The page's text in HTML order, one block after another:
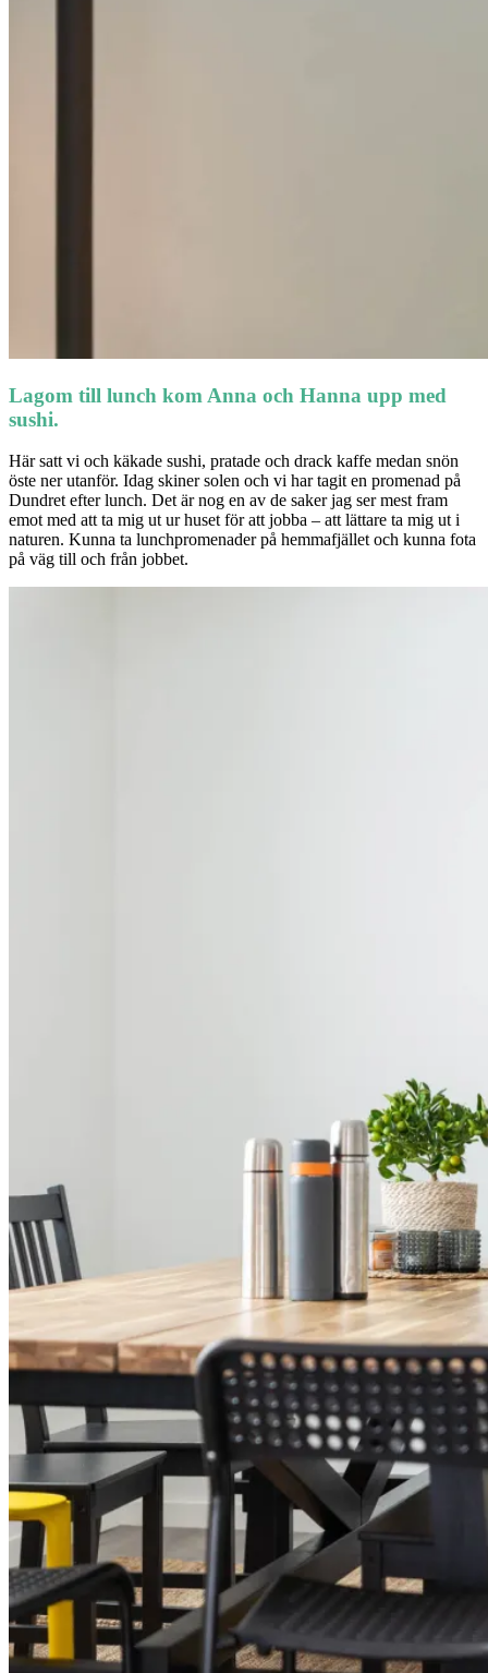
Lagom till lunch kom Anna och Hanna upp med
sushi.
Här satt vi och käkade sushi, pratade och drack kaffe medan snön
öste ner utanför. Idag skiner solen och vi har tagit en promenad på
Dundret efter lunch. Det är nog en av de saker jag ser mest fram
emot med att ta mig ut ur huset för att jobba – att lättare ta mig ut i
naturen. Kunna ta lunchpromenader på hemmafjället och kunna fota
på väg till och från jobbet.